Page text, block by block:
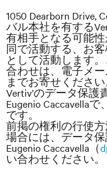
1050 Dearborn Drive,
バル本社を有する
有相手となる可能
同で活動する、お
として活動します
合わせは、電子メ
までお寄せください
Vertiv’のデータ保護
Eugenio Caccavella
です。
前掲の権利の行使
場合には、データ保
Eugenio Caccavella（
い合わせください。